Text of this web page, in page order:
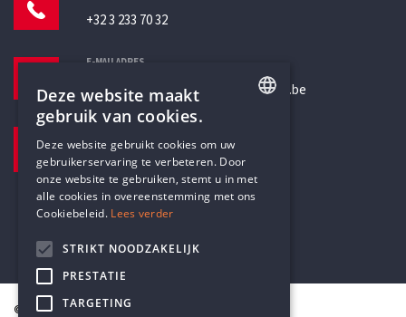
+32 3 233 70 32
E-MAILADRES
secretariaat@humanistischverbond.be
Pottenbrug 4
Antwerpen, 2000
© Humanistisch Verbond 2026
DUTCH
Deze website maakt
gebruik van cookies.
Deze website gebruikt cookies om uw
gebruikerservaring te verbeteren. Door
onze website te gebruiken, stemt u in met
alle cookies in overeenstemming met ons
Cookiebeleid. Lees verder
STRIKT NOODZAKELIJK
PRESTATIE
TARGETING